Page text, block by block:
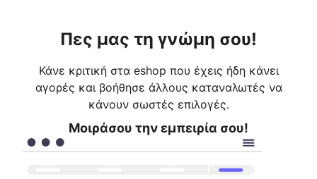
Πες μας τη γνώμη σου!
Κάνε κριτική στα eshop που έχεις ήδη κάνει
αγορές και βοήθησε άλλους καταναλωτές να
κάνουν σωστές επιλογές.
Μοιράσου την εμπειρία σου!